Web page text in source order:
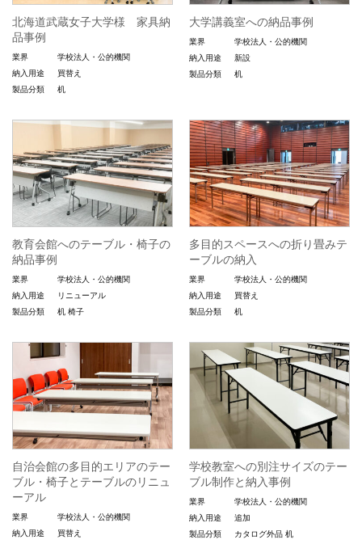
北海道武蔵女子大学様 家具納
品事例
業界
学校法人・公的機関
納入用途
買替え
製品分類
机
大学講義室への納品事例
業界
学校法人・公的機関
納入用途
新設
製品分類
机
教育会館へのテーブル・椅子の
納品事例
業界
学校法人・公的機関
納入用途
リニューアル
製品分類
机 椅子
多目的スペースへの折り畳みテ
ーブルの納入
業界
学校法人・公的機関
納入用途
買替え
製品分類
机
自治会館の多目的エリアのテー
ブル・椅子とテーブルのリニュ
ーアル
業界
学校法人・公的機関
納入用途
買替え
学校教室への別注サイズのテー
ブル制作と納入事例
業界
学校法人・公的機関
納入用途
追加
製品分類
カタログ外品 机